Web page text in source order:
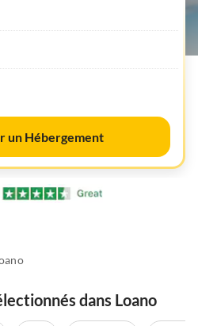
un Hébergement
dans Loano